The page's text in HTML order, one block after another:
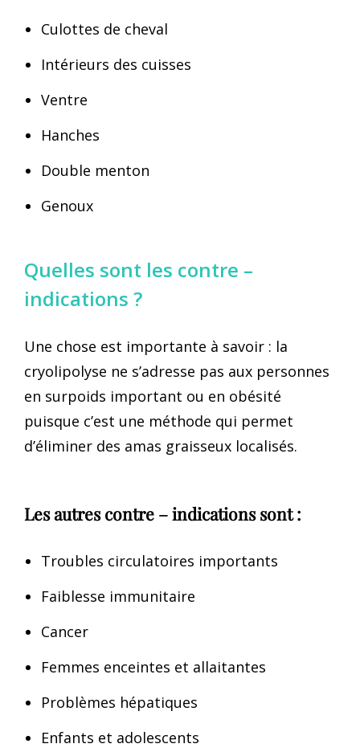
Culottes de cheval
Intérieurs des cuisses
Ventre
Hanches
Double menton
Genoux
Quelles sont les contre –
indications ?
Une chose est importante à savoir : la
cryolipolyse ne s’adresse pas aux personnes
en surpoids important ou en obésité
puisque c’est une méthode qui permet
d’éliminer des amas graisseux localisés.
Les autres contre – indications sont :
Troubles circulatoires importants
Faiblesse immunitaire
Cancer
Femmes enceintes et allaitantes
Problèmes hépatiques
Enfants et adolescents